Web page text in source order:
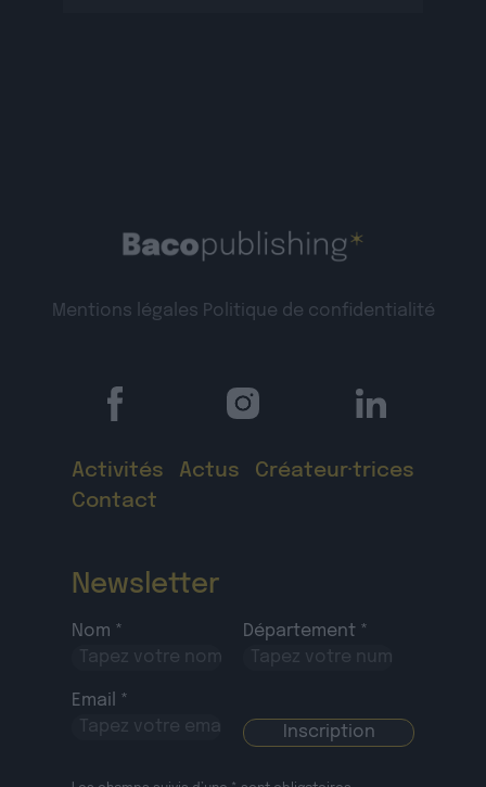
Mentions légales Politique de confidentialité
Activités Actus
Créateur·trices
Contact
Newsletter
Nom * Département *
Email *